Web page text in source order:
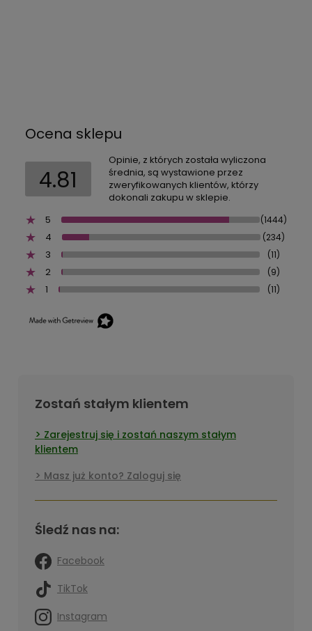
Ocena sklepu
4.81
Opinie, z których została wyliczona
średnia, są wystawione przez
zweryfikowanych klientów, którzy
dokonali zakupu w sklepie.
5
(1444)
4 (234)
3 (11)
2 (9)
1 (11)
Zostań stałym klientem
Zarejestruj się i zostań naszym stałym
klientem
Masz już konto? Zaloguj się
Śledź nas na:
Facebook
TikTok
Instagram